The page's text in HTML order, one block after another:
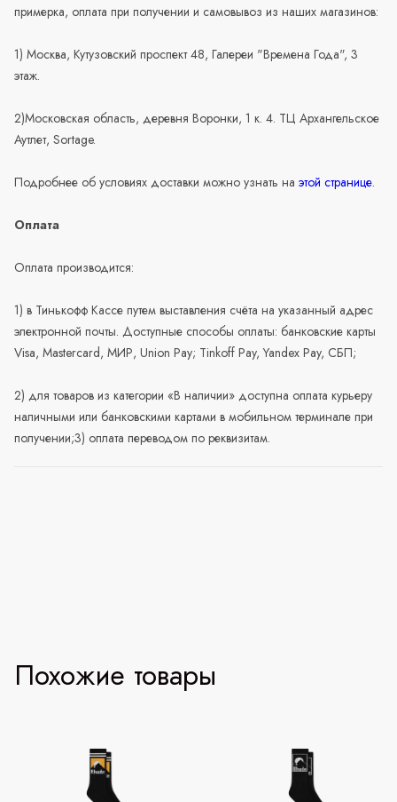
примерка, оплата при получении и самовывоз из наших магазинов:
1) Москва, Кутузовский проспект 48, Галереи "Времена Года", 3
этаж.
2)Московская область, деревня Воронки, 1 к. 4. ТЦ Архангельское
Аутлет, Sortage.
Подробнее об условиях доставки можно узнать на этой странице.
Оплата
Оплата производится:
1) в Тинькофф Кассе путем выставления счёта на указанный адрес
электронной почты. Доступные способы оплаты: банковские карты
Visa, Mastercard, МИР, Union Pay; Tinkoff Pay, Yandex Pay, СБП;
2) для товаров из категории «В наличии» доступна оплата курьеру
наличными или банковскими картами в мобильном терминале при
получении;3) оплата переводом по реквизитам.
Похожие товары